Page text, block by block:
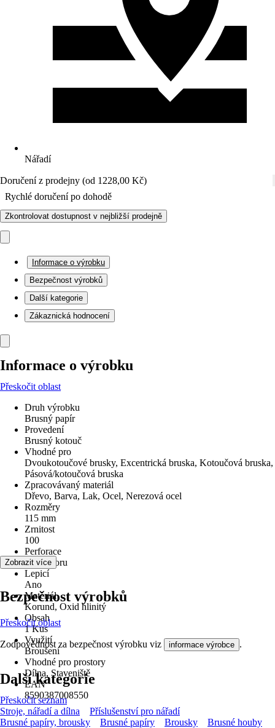
Nářadí
Doručení z prodejny (od 1228,00 Kč)
Rychlé doručení po dohodě
Zkontrolovat dostupnost v nejbližší prodejně
Informace o výrobku
Bezpečnost výrobků
Další kategorie
Zákaznická hodnocení
Informace o výrobku
Přeskočit oblast
Druh výrobku
Brusný papír
Provedení
Brusný kotouč
Vhodné pro
Dvoukotoučové brusky, Excentrická bruska, Kotoučová bruska,
Pásová/kotoučová bruska
Zpracovávaný materiál
Dřevo, Barva, Lak, Ocel, Nerezová ocel
Rozměry
115 mm
Zrnitost
100
Perforace
Bez otvoru
Lepicí
Ano
Materiál
Korund, Oxid hlinitý
Obsah
1 Kus
Využití
Broušení
Vhodné pro prostory
Dílna, Staveniště
EAN
8590387008550
Zobrazit více
Bezpečnost výrobků
Přeskočit oblast
Zodpovědnost za bezpečnost výrobku viz informace výrobce .
Další kategorie
Přeskočit seznam
Stroje, nářadí a dílna
Příslušenství pro nářadí
Brusné papíry, brousky
Brusné papíry Brousky Brusné houby